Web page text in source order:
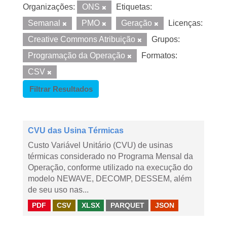
Organizações: ONS
Etiquetas:
Semanal
PMO Geração
Licenças:
Creative Commons Atribuição
Grupos:
Programação da Operação
Formatos:
CSV
Filtrar Resultados
CVU das Usina Térmicas
Custo Variável Unitário (CVU) de usinas
térmicas considerado no Programa Mensal da
Operação, conforme utilizado na execução do
modelo NEWAVE, DECOMP, DESSEM, além
de seu uso nas...
PDF CSV XLSX PARQUET JSON